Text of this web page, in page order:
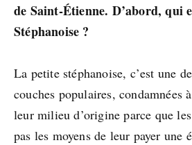
de Saint-Étienne. D’abord, qui
Stéphanoise ?
La petite stéphanoise, c’est une
couches populaires, condamnées
leur milieu d’origine parce que
pas les moyens de leur payer une